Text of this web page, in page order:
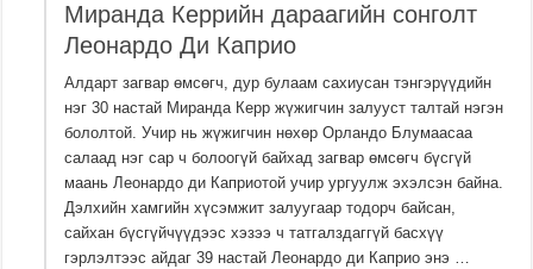
Миранда Керрийн дараагийн сонголт
Леонардо Ди Каприо
Алдарт загвар өмсөгч, дур булаам сахиусан тэнгэрүүдийн
нэг 30 настай Миранда Керр жүжигчин залууст талтай нэгэн
бололтой. Учир нь жүжигчин нөхөр Орландо Блумаасаа
салаад нэг сар ч болоогүй байхад загвар өмсөгч бүсгүй
маань Леонардо ди Каприотой учир ургуулж эхэлсэн байна.
Дэлхийн хамгийн хүсэмжит залуугаар тодорч байсан,
сайхан бүсгүйчүүдээс хэзээ ч татгалздаггүй басхүү
гэрлэлтээс айдаг 39 настай Леонардо ди Каприо энэ …